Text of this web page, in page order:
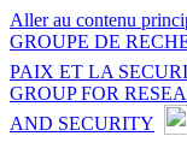
Aller au contenu
GROUPE DE
PAIX ET LA
GROUP FOR
AND SECURITY